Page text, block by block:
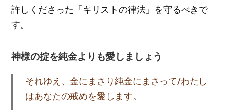
許しくださった「キリストの律法」を守るべきで
す。
神様の掟を純金よりも愛しましょう
それゆえ、金にまさり純金にまさって/わたし
はあなたの戒めを愛します。